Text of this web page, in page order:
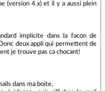
(version 4.x) et il y a aussi plein
implicite dans la facon de
deux appli qui permettent de
je trouve pas ca chocant!
dans ma boite,